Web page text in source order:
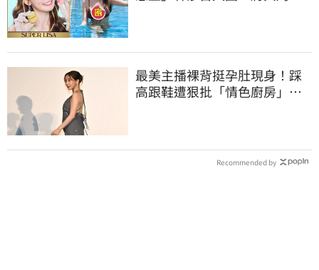
最美主播裸背挺孕肚現身！踩
高跟鞋遭狠批「情色廚房」：
Recommended by